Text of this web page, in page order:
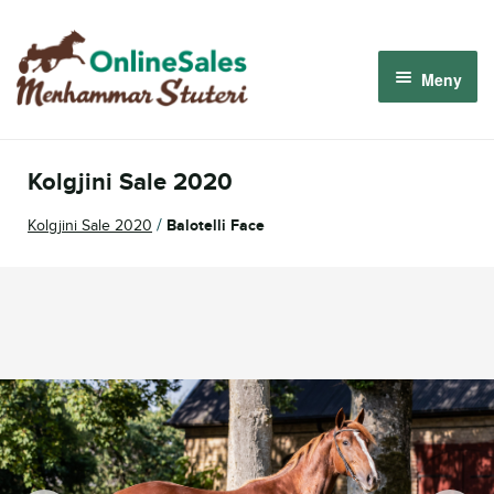
Hoppa
till
navigering
Hoppa
till
innehåll
Meny
Logga in
Kolgjini Sale 2020
Kolgjini Sale 2020 / Balotelli Face